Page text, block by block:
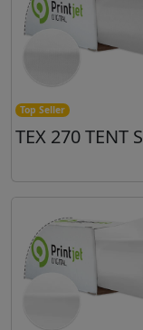
Top Seller
TEX 270 TENT